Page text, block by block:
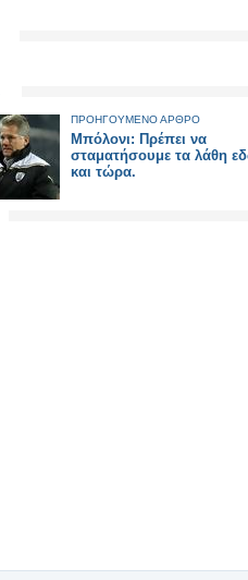
ΠΡΟΗΓΟΥΜΕΝΟ ΑΡΘΡΟ
Μπόλονι: Πρέπει να
σταματήσουμε τα λάθη
και τώρα.